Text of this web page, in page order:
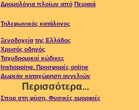
Δρομολόγια πλοίων από Πειραιά
Τηλεφωνικός κατάλογος
Ξενοδοχεία της Ελλάδος
Χρυσός οδηγός
Ταχυδρομικoί κώδικες
Inshopping: Προσφορές online
Δωρεάν καταχώρηση αγγελιών
Περισσότερα...
Σπορ στη φύση, Φυσικές ομορφιές